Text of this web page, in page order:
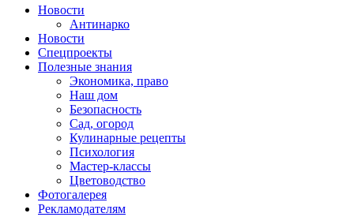
Новости
Антинарко
Новости
Спецпроекты
Полезные знания
Экономика, право
Наш дом
Безопасность
Сад, огород
Кулинарные рецепты
Психология
Мастер-классы
Цветоводство
Фотогалерея
Рекламодателям